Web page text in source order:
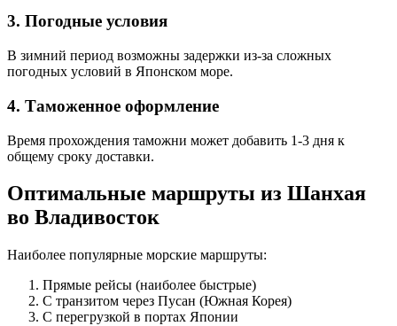
3. Погодные условия
В зимний период возможны задержки из-за сложных
погодных условий в Японском море.
4. Таможенное оформление
Время прохождения таможни может добавить 1-3 дня к
общему сроку доставки.
Оптимальные маршруты из Шанхая
во Владивосток
Наиболее популярные морские маршруты:
Прямые рейсы (наиболее быстрые)
С транзитом через Пусан (Южная Корея)
С перегрузкой в портах Японии